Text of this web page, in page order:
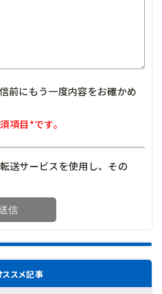
前にもう一度内容をお確かめ
項目*です。
送サービスを使用し、その
ススメ記事